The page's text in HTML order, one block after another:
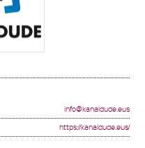
info@kanaldude.eus
https://kanaldude.eus/